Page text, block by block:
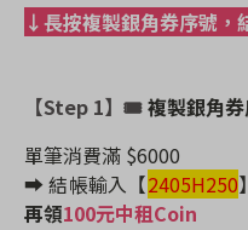
↓長按複製銀角券序號，
【Step 1】🎟複製銀角
單筆消費滿 $6000
➡️ 結帳輸入【2405H250】
再領100元中租Coin